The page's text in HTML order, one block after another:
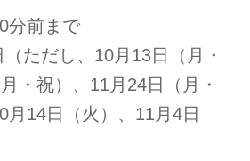
分前まで
ただし、10月13日（月・
・祝）、11月24日（月・
月14日（火）、11月4日